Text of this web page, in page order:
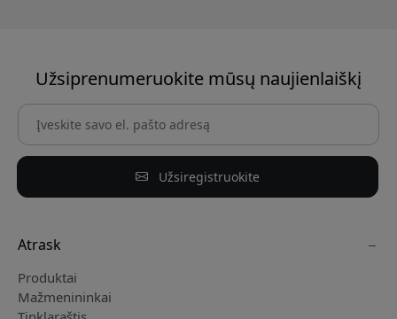
Užsiprenumeruokite mūsų naujienlaiškį
Užsiregistruokite
Atrask
Produktai
Mažmenininkai